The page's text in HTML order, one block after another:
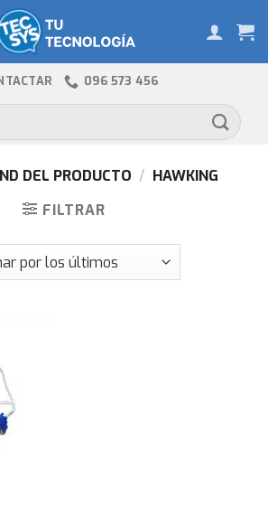
096 573 456
DEL PRODUCTO / HAWKING
FILTRAR